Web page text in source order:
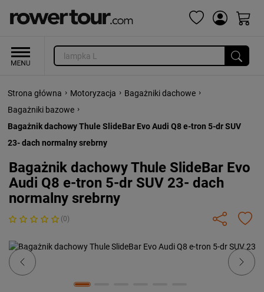
Strona główna › Motoryzacja › Bagażniki dachowe ›
Bagażniki bazowe ›
Bagażnik dachowy Thule SlideBar Evo Audi Q8 e-tron 5-dr SUV
23- dach normalny srebrny
Bagażnik dachowy Thule SlideBar Evo
Audi Q8 e-tron 5-dr SUV 23- dach
normalny srebrny
(0)
Previous Next